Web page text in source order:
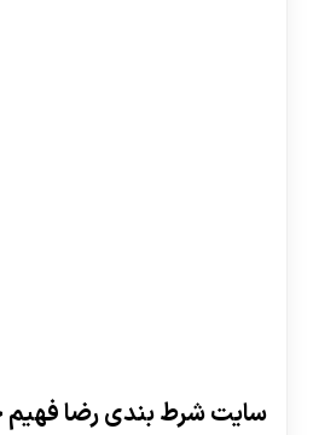
سایت شرط بندی رضا